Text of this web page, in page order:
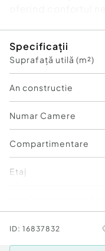
oferind confortul
Imobilul
convenabila, in
alte puncte de
viata practic si
O alegere ideala
camin primitor
conectata.
Va asteptam la
Consilier dedicat
0737981623
Specificații
Suprafață utilă (m²)
An constructie
Numar Camere
Compartimentare
Etaj
Stare
ID: 16837832